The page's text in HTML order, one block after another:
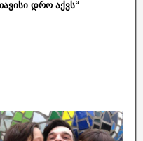
დრო აქვს“